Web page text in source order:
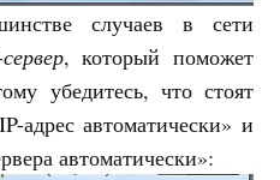
случаев в сети
, который поможет
убедитесь, что стоят
адрес автоматически» и
автоматически»: